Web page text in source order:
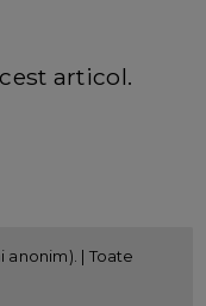
articol.
anonim). | Toate